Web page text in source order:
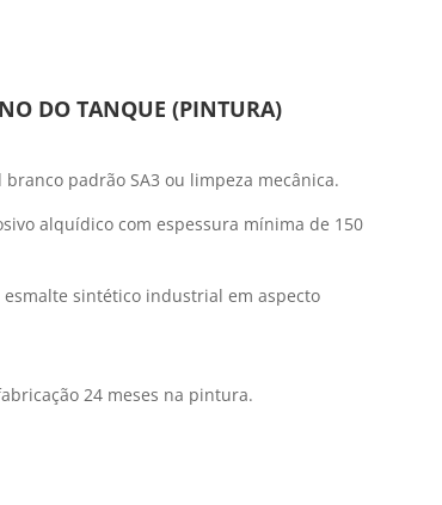
DO TANQUE (PINTURA)
padrão SA3 ou limpeza mecânica.
alquídico com espessura mínima de 150
sintético industrial em aspecto
24 meses na pintura.